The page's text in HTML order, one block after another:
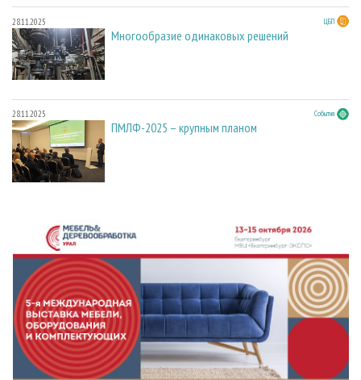
28.11.2025 ЦБП
Многообразие одинаковых решений
28.11.2025 События
ПМЛФ-2025 – крупным планом